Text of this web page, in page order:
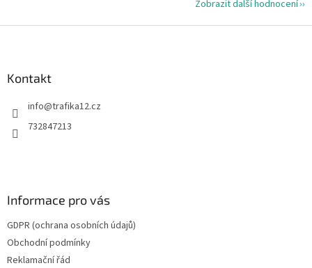
Zobrazit další hodnocení
Kontakt
info@trafika12.cz
732847213
Informace pro vás
GDPR (ochrana osobních údajů)
Obchodní podmínky
Reklamační řád